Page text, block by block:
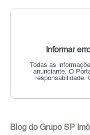
Informar
Todas as
anunciante. O
responsabilidade.
Blog do Grupo SP